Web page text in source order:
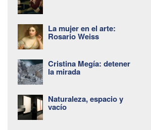
La mujer en el arte:
Rosario Weiss
Cristina Megía: detener
la mirada
Naturaleza, espacio y
vacío